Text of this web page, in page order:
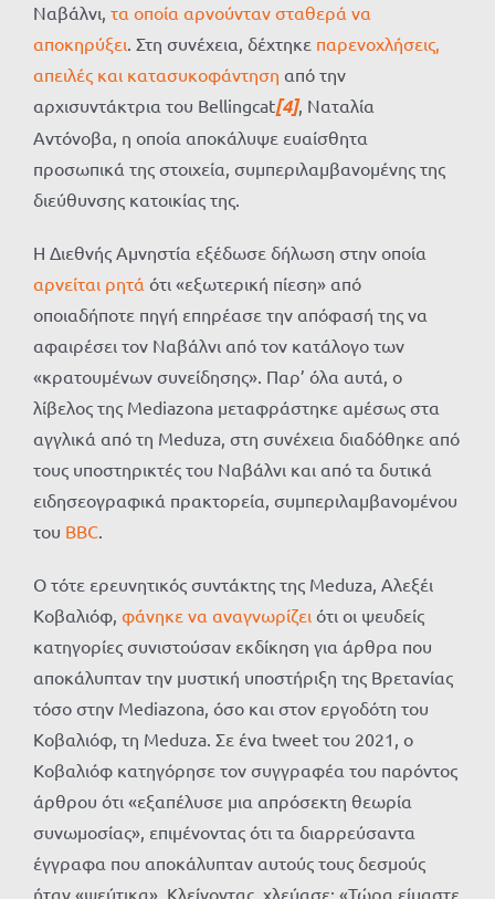
Ναβάλνι, τα οποία αρνούνταν σταθερά να
αποκηρύξει. Στη συνέχεια, δέχτηκε παρενοχλήσεις,
απειλές και κατασυκοφάντηση από την
αρχισυντάκτρια του Bellingcat[4], Ναταλία
Αντόνοβα, η οποία αποκάλυψε ευαίσθητα
προσωπικά της στοιχεία, συμπεριλαμβανομένης της
διεύθυνσης κατοικίας της.
Η Διεθνής Αμνηστία εξέδωσε δήλωση στην οποία
αρνείται ρητά ότι «εξωτερική πίεση» από
οποιαδήποτε πηγή επηρέασε την απόφασή της να
αφαιρέσει τον Ναβάλνι από τον κατάλογο των
«κρατουμένων συνείδησης». Παρ’ όλα αυτά, ο
λίβελος της Mediazona μεταφράστηκε αμέσως στα
αγγλικά από τη Meduza, στη συνέχεια διαδόθηκε από
τους υποστηρικτές του Ναβάλνι και από τα δυτικά
ειδησεογραφικά πρακτορεία, συμπεριλαμβανομένου
του BBC.
Ο τότε ερευνητικός συντάκτης της Meduza, Αλεξέι
Κοβαλιόφ, φάνηκε να αναγνωρίζει ότι οι ψευδείς
κατηγορίες συνιστούσαν εκδίκηση για άρθρα που
αποκάλυπταν την μυστική υποστήριξη της Βρετανίας
τόσο στην Mediazona, όσο και στον εργοδότη του
Κοβαλιόφ, τη Meduza. Σε ένα tweet του 2021, ο
Κοβαλιόφ κατηγόρησε τον συγγραφέα του παρόντος
άρθρου ότι «εξαπέλυσε μια απρόσεκτη θεωρία
συνωμοσίας», επιμένοντας ότι τα διαρρεύσαντα
έγγραφα που αποκάλυπταν αυτούς τους δεσμούς
ήταν «ψεύτικα». Κλείνοντας, χλεύασε: «Τώρα είμαστε